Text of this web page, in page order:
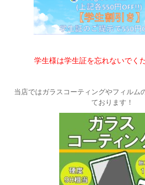
学生様は学生証を忘れないでく
当店ではガラスコーティングやフィルム
ております！